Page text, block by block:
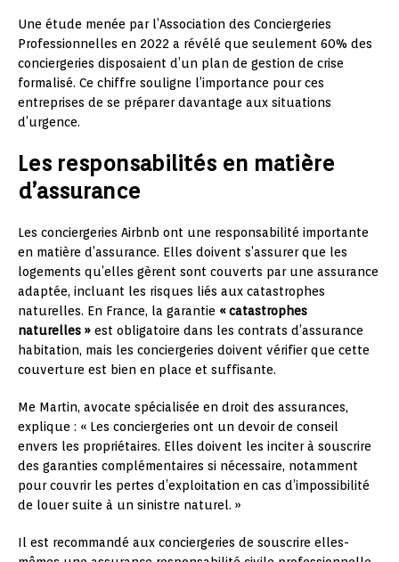
Une étude menée par l’Association des Conciergeries
Professionnelles en 2022 a révélé que seulement 60% des
conciergeries disposaient d’un plan de gestion de crise
formalisé. Ce chiffre souligne l’importance pour ces
entreprises de se préparer davantage aux situations
d’urgence.
Les responsabilités en matière
d’assurance
Les conciergeries Airbnb ont une responsabilité importante
en matière d’assurance. Elles doivent s’assurer que les
logements qu’elles gèrent sont couverts par une assurance
adaptée, incluant les risques liés aux catastrophes
naturelles. En France, la garantie « catastrophes
naturelles » est obligatoire dans les contrats d’assurance
habitation, mais les conciergeries doivent vérifier que cette
couverture est bien en place et suffisante.
Me Martin, avocate spécialisée en droit des assurances,
explique : « Les conciergeries ont un devoir de conseil
envers les propriétaires. Elles doivent les inciter à souscrire
des garanties complémentaires si nécessaire, notamment
pour couvrir les pertes d’exploitation en cas d’impossibilité
de louer suite à un sinistre naturel. »
Il est recommandé aux conciergeries de souscrire elles-